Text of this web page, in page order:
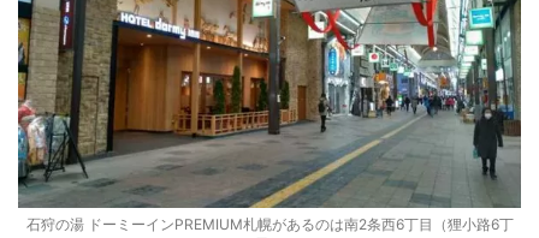
石狩の湯 ドーミーインPREMIUM札幌があるのは南2条西6丁目（狸小路6丁